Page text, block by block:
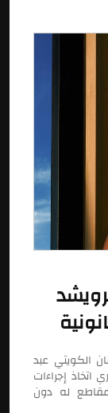
الكويتي عبد
اتخاذ إجراءات
له دون